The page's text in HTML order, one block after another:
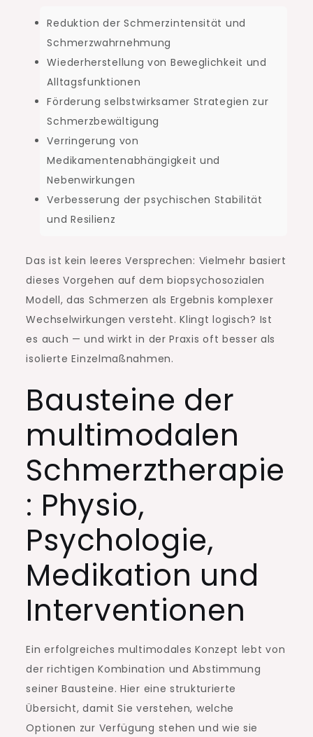
Reduktion der Schmerzintensität und
Schmerzwahrnehmung
Wiederherstellung von Beweglichkeit und
Alltagsfunktionen
Förderung selbstwirksamer Strategien zur
Schmerzbewältigung
Verringerung von
Medikamentenabhängigkeit und
Nebenwirkungen
Verbesserung der psychischen Stabilität
und Resilienz
Das ist kein leeres Versprechen: Vielmehr basiert
dieses Vorgehen auf dem biopsychosozialen
Modell, das Schmerzen als Ergebnis komplexer
Wechselwirkungen versteht. Klingt logisch? Ist
es auch — und wirkt in der Praxis oft besser als
isolierte Einzelmaßnahmen.
Bausteine der
multimodalen
Schmerztherapie
: Physio,
Psychologie,
Medikation und
Interventionen
Ein erfolgreiches multimodales Konzept lebt von
der richtigen Kombination und Abstimmung
seiner Bausteine. Hier eine strukturierte
Übersicht, damit Sie verstehen, welche
Optionen zur Verfügung stehen und wie sie